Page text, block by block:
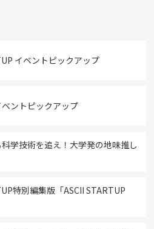
イベントピックアップ
ントピックアップ
学技術を追え！大学発の地味推し
特別編集版「ASCII STARTUP